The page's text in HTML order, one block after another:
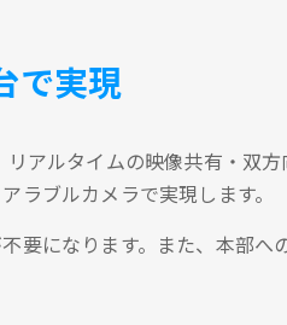
で実現
アルタイムの映像共有・双
ラブルカメラで実現します。
要になります。また、本部へ